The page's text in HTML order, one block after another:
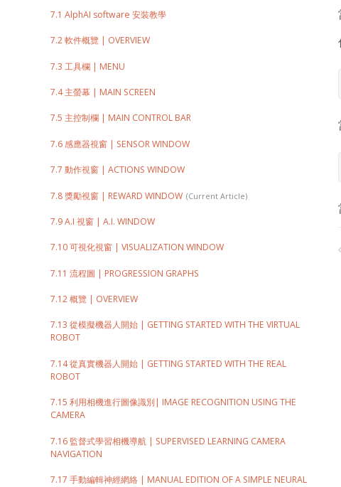
7.1 AlphAI software 安裝教學
7.2 軟件概覽 | OVERVIEW
7.3 工具欄 | MENU
7.4 主螢幕 | MAIN SCREEN
7.5 主控制欄 | MAIN CONTROL BAR
7.6 感應器視窗 | SENSOR WINDOW
7.7 動作視窗 | ACTIONS WINDOW
7.8 獎勵視窗 | REWARD WINDOW
7.9 A.I 視窗 | A.I. WINDOW
7.10 可視化視窗 | VISUALIZATION WINDOW
7.11 流程圖 | PROGRESSION GRAPHS
7.12 概覽 | OVERVIEW
7.13 從模擬機器人開始 | GETTING STARTED WITH THE VIRTUAL
ROBOT
7.14 從真實機器人開始 | GETTING STARTED WITH THE REAL
ROBOT
7.15 利用相機進行圖像識別| IMAGE RECOGNITION USING THE
CAMERA
7.16 監督式學習相機導航 | SUPERVISED LEARNING CAMERA
NAVIGATION
7.17 手動編輯神經網絡 | MANUAL EDITION OF A SIMPLE NEURAL